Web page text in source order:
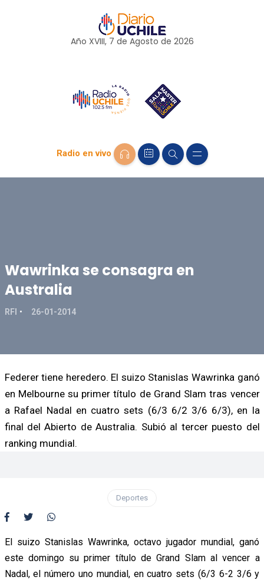
Año XVIII, 7 de Agosto de 2026
Radio en vivo
Wawrinka se consagra en
Australia
RFI 26-01-2014
Federer tiene heredero. El suizo Stanislas Wawrinka ganó
en Melbourne su primer título de Grand Slam tras vencer
a Rafael Nadal en cuatro sets (6/3 6/2 3/6 6/3), en la
final del Abierto de Australia. Subió al tercer puesto del
ranking mundial.
Deportes
El suizo Stanislas Wawrinka, octavo jugador mundial, ganó
este domingo su primer título de Grand Slam al vencer a
Nadal, el número uno mundial, en cuatro sets (6/3 6-2 3/6 y